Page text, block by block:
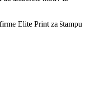
Elite Print za štampu